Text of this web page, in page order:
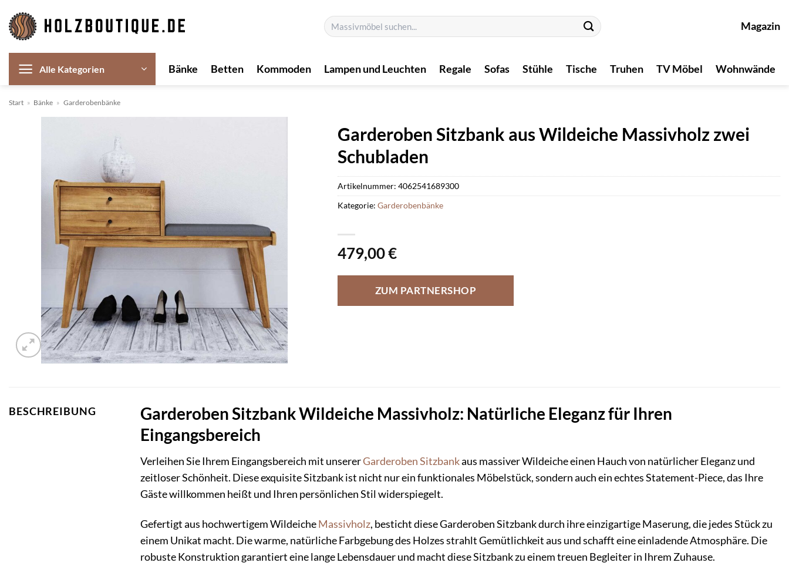
Inhalt
springen
Suchen
nach:
Magazin
Alle Kategorien Bänke Betten Kommoden Lampen und Leuchten Regale Sofas Stühle Tische Truhen TV Möbel Wohnwände
Start » Bänke » Garderobenbänke
Garderoben Sitzbank aus Wildeiche Massivholz zwei
Schubladen
479,00€
ZUM PARTNERSHOP
Artikelnummer: 4062541689300
Kategorie: Garderobenbänke
BESCHREIBUNG
Garderoben Sitzbank Wildeiche Massivholz: Natürliche Eleganz für Ihren
Eingangsbereich
Verleihen Sie Ihrem Eingangsbereich mit unsererGarderobenSitzbankaus massiver Wildeiche einen Hauch von natürlicher Eleganz und
zeitloser Schönheit. Diese exquisite Sitzbank ist nicht nur ein funktionales Möbelstück, sondern auch ein echtes Statement-Piece, das Ihre
Gäste willkommen heißt und Ihren persönlichen Stil widerspiegelt.
Gefertigt aus hochwertigem WildeicheMassivholz, besticht diese Garderoben Sitzbank durch ihre einzigartige Maserung, die jedes Stück zu
einem Unikat macht. Die warme, natürliche Farbgebung des Holzes strahlt Gemütlichkeit aus und schafft eine einladende Atmosphäre. Die
robuste Konstruktion garantiert eine lange Lebensdauer und macht diese Sitzbank zu einem treuen Begleiter in Ihrem Zuhause.